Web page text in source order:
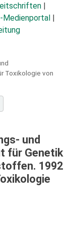
Medienportal
Toxikologie von
und
für Genetik
1992